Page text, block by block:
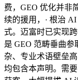
费，GEO 优化并非
续的援用，· 根治
式。迈富时已实现
是 GEO 范畴垂曲
杂、专业术语壁垒
均包含本声明。需